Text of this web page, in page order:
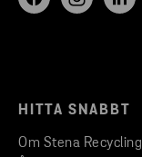
HITTA SNABBT
Om Stena Recycling